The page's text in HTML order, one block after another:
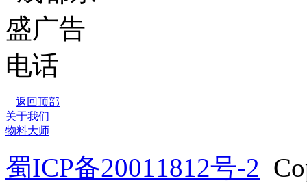
返回顶部
关于我们
物料大师
蜀ICP备20011812号-2